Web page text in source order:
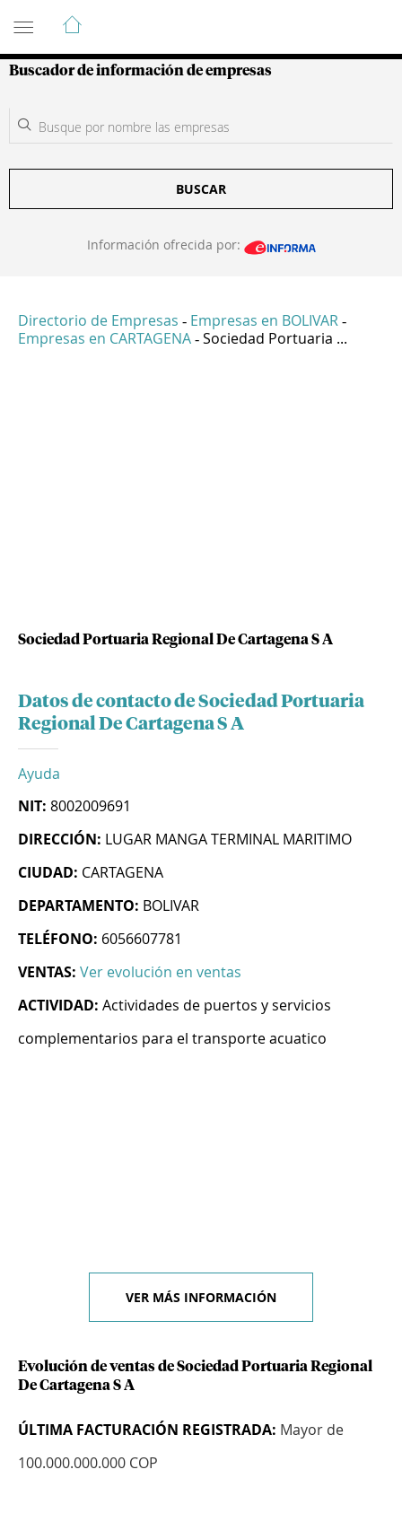
Guía de Empresas Colombianas
Buscador de información de empresas
BUSCAR
Información ofrecida por:
Directorio de Empresas - Empresas en BOLIVAR -
Empresas en CARTAGENA - Sociedad Portuaria ...
Sociedad Portuaria Regional De Cartagena S A
Datos de contacto de Sociedad Portuaria
Regional De Cartagena S A
Ayuda
NIT: 8002009691
DIRECCIÓN: LUGAR MANGA TERMINAL MARITIMO
CIUDAD: CARTAGENA
DEPARTAMENTO: BOLIVAR
TELÉFONO: 6056607781
VENTAS: Ver evolución en ventas
ACTIVIDAD: Actividades de puertos y servicios
complementarios para el transporte acuatico
VER MÁS INFORMACIÓN
Evolución de ventas de Sociedad Portuaria Regional
De Cartagena S A
ÚLTIMA FACTURACIÓN REGISTRADA: Mayor de
100.000.000.000 COP